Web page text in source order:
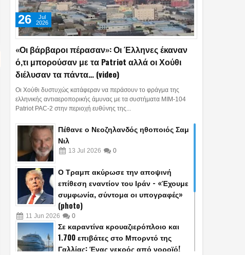
αργά…
«Οι βάρβαροι πέρασαν»: Οι Έλληνες έκαναν
ό,τι μπορούσαν με τα Patriot αλλά οι Χούθι
διέλυσαν τα πάντα… (video)
26
Jul
2026
Οι Χούθι δυστυχώς κατάφεραν να περάσουν το φράγμα της
ελληνικής αντιαεροπορικής άμυνας με τα συστήματα MIM-104
Patriot PAC-2 στην περιοχή ευθύνης της...
Πέθανε ο Νεοζηλανδός ηθοποιός Σαμ
Νιλ
13 Jul 2026 0
Ο Τραμπ ακύρωσε την αποψινή
επίθεση εναντίον του Ιράν - «Έχουμε
συμφωνία, σύντομα οι υπογραφές»
(photo)
11 Jun 2026 0
Σε καραντίνα κρουαζιερόπλοιο και
1.700 επιβάτες στο Μπορντό της
Γαλλίας: Ένας νεκρός από νοροϊό!